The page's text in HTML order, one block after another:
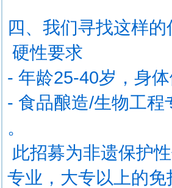
四、我们寻找这样的
硬性要求
- 年龄25-40岁，身
- 食品酿造/生物工
。
此招募为非遗保护
专业，大专以上的免